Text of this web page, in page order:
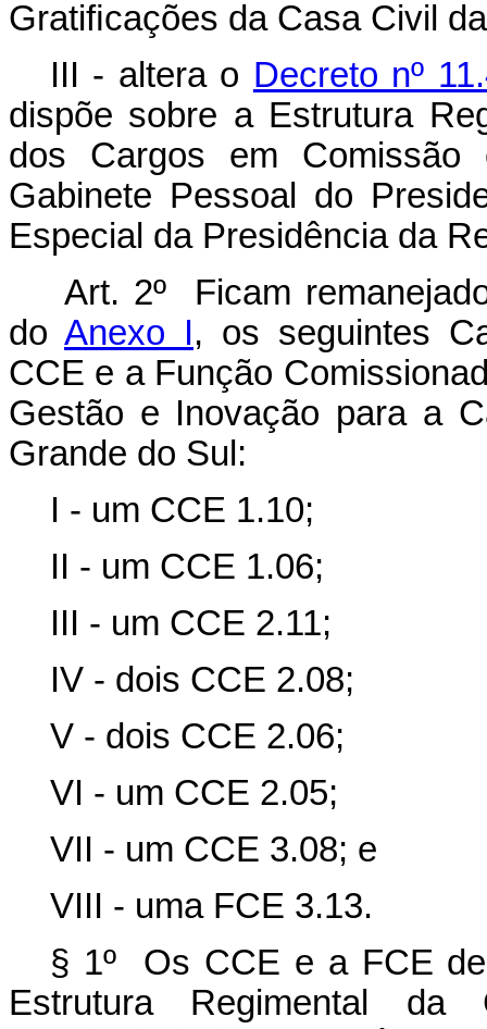
Gratiﬁcações da Casa Civil
III - altera o Decreto nº
dispõe sobre a Estrutura
dos Cargos em
Gabinete Pessoal do
Especial da Presidência da
Art. 2º Ficam
do Anexo I, os seguintes
CCE e a Função
Gestão e Inovação para a
Grande do Sul:
I - um CCE 1.10;
II - um CCE 1.06;
III - um CCE 2.11;
IV - dois CCE 2.08;
V - dois CCE 2.06;
VI - um CCE 2.05;
VII - um CCE 3.08; e
VIII - uma FCE 3.13.
§ 1º Os CCE e a FCE
Estrutura Regimental